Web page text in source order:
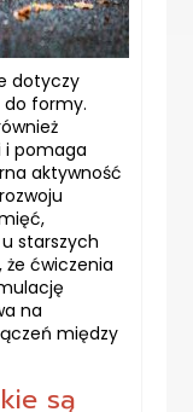
dotyczy
do formy.
i pomaga
aktywność
starszych
że ćwiczenia
na
między
są